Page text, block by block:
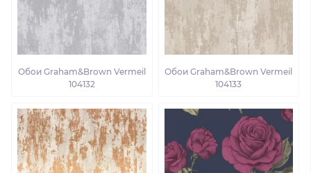
Обои Graham&Brown Vermeil
104132
Обои Graham&Brown Vermeil
104133